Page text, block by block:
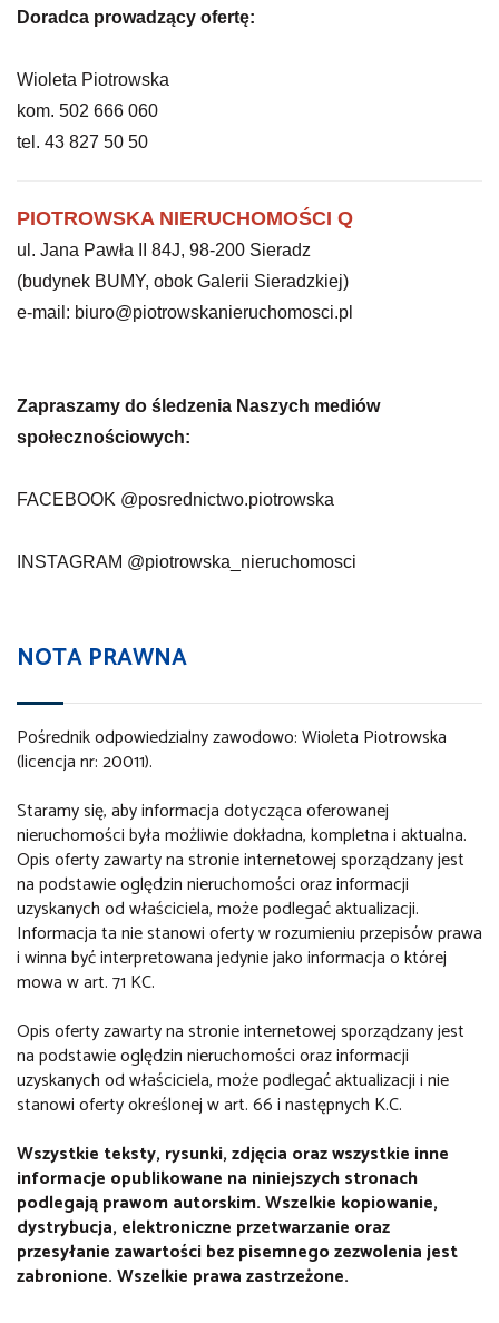
Doradca prowadzący ofertę:
Wioleta Piotrowska
kom. 502 666 060
tel. 43 827 50 50
PIOTROWSKA NIERUCHOMOŚCI Q
ul. Jana Pawła II 84J, 98-200 Sieradz
(budynek BUMY, obok Galerii Sieradzkiej)
e-mail: biuro@piotrowskanieruchomosci.pl
Zapraszamy do śledzenia Naszych mediów
społecznościowych:
FACEBOOK @posrednictwo.piotrowska
INSTAGRAM @piotrowska_nieruchomosci
NOTA PRAWNA
Pośrednik odpowiedzialny zawodowo: Wioleta Piotrowska
(licencja nr: 20011).
Staramy się, aby informacja dotycząca oferowanej
nieruchomości była możliwie dokładna, kompletna i aktualna.
Opis oferty zawarty na stronie internetowej sporządzany jest
na podstawie oględzin nieruchomości oraz informacji
uzyskanych od właściciela, może podlegać aktualizacji.
Informacja ta nie stanowi oferty w rozumieniu przepisów prawa
i winna być interpretowana jedynie jako informacja o której
mowa w art. 71 KC.
Opis oferty zawarty na stronie internetowej sporządzany jest
na podstawie oględzin nieruchomości oraz informacji
uzyskanych od właściciela, może podlegać aktualizacji i nie
stanowi oferty określonej w art. 66 i następnych K.C.
Wszystkie teksty, rysunki, zdjęcia oraz wszystkie inne
informacje opublikowane na niniejszych stronach
podlegają prawom autorskim. Wszelkie kopiowanie,
dystrybucja, elektroniczne przetwarzanie oraz
przesyłanie zawartości bez pisemnego zezwolenia jest
zabronione. Wszelkie prawa zastrzeżone.